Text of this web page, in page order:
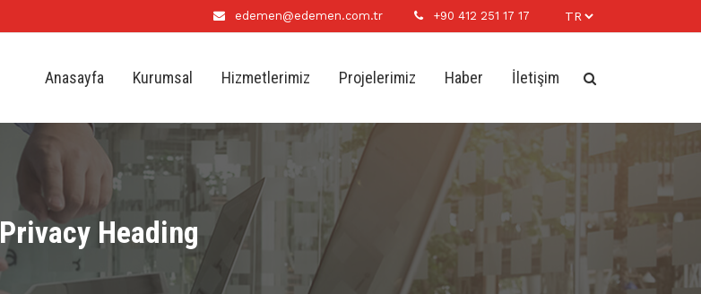
edemen@edemen.com.tr +90 412 251 17 17
Anasayfa Kurumsal Hizmetlerimiz Projelerimiz Haber İletişim
Privacy Heading